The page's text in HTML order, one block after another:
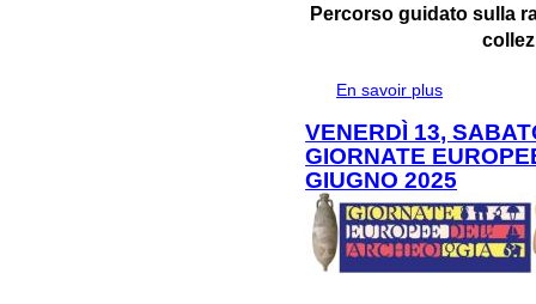
Percorso guidato sulla
En savoir plus
VENERDÌ 13,
GIORNATE
GIUGNO 2025